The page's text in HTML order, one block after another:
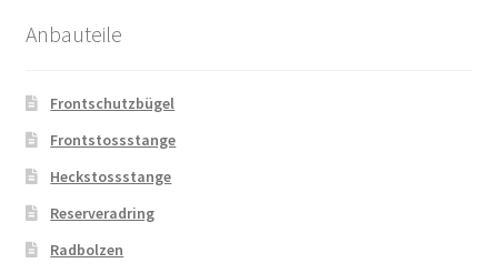
Anbauteile
Frontschutzbügel
Frontstossstange
Heckstossstange
Reserveradring
Radbolzen